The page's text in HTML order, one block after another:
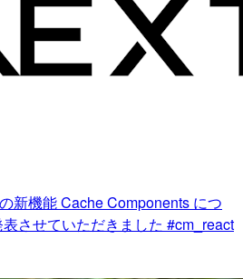
新機能 Cache Components につ
させていただきました #cm_react